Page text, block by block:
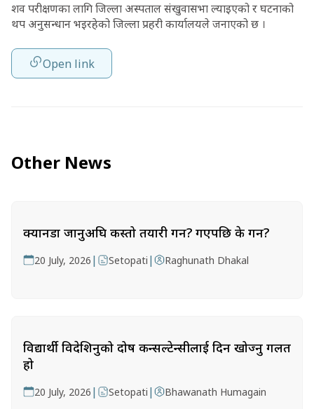
शव परीक्षणका लागि जिल्ला अस्पताल संखुवासभा ल्याइएको र घटनाको
थप अनुसन्धान भइरहेको जिल्ला प्रहरी कार्यालयले जनाएको छ ।
Open link
Other News
क्यानडा जानुअघि कस्तो तयारी गर्ने? गएपछि के गर्ने?
20 July, 2026 | Setopati | Raghunath Dhakal
विद्यार्थी विदेशिनुको दोष कन्सल्टेन्सीलाई दिन खोज्नु गलत
हो
20 July, 2026 | Setopati | Bhawanath Humagain